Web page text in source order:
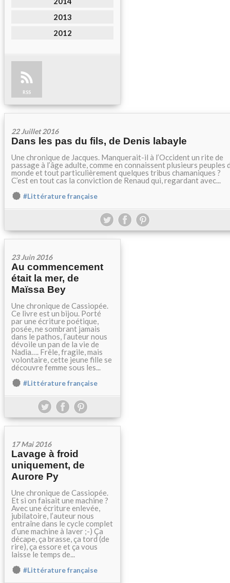
2013
2012
RSS
22 Juillet 2016
Dans les pas du fils, de Denis labayle
Une chronique de Jacques. Manquerait-il à l’Occident un rite de
passage à l’âge adulte, comme en connaissent plusieurs peuples
monde et tout particulièrement quelques tribus chamaniques ?
C’est en tout cas la conviction de Renaud qui, regardant avec...
#Littérature française
23 Juin 2016
Au commencement
était la mer, de
Maïssa Bey
Une chronique de Cassiopée.
Ce livre est un bijou. Porté
par une écriture poétique,
posée, ne sombrant jamais
dans le pathos, l’auteur nous
dévoile un pan de la vie de
Nadia…. Frêle, fragile, mais
volontaire, cette jeune fille se
découvre femme sous les...
#Littérature française
17 Mai 2016
Lavage à froid
uniquement, de
Aurore Py
Une chronique de Cassiopée.
Et si on faisait une machine ?
Avec une écriture enlevée,
jubilatoire, l’auteur nous
entraîne dans le cycle complet
d’une machine à laver ;-) Ça
décape, ça brasse, ça tord (de
rire), ça essore et ça vous
laisse le temps de...
#Littérature française